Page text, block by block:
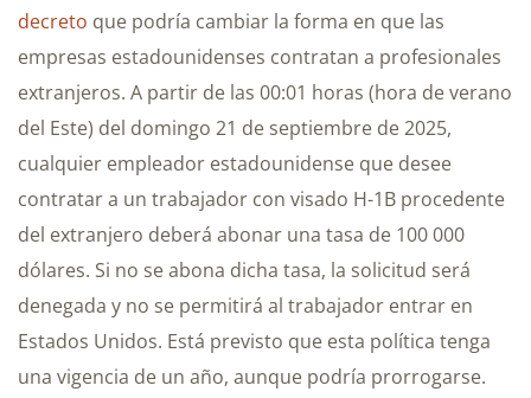
decreto que podría cambiar la forma en que las
empresas estadounidenses contratan a profesionales
extranjeros. A partir de las 00:01 horas (hora de verano
del Este) del domingo 21 de septiembre de 2025,
cualquier empleador estadounidense que desee
contratar a un trabajador con visado H-1B procedente
del extranjero deberá abonar una tasa de 100 000
dólares. Si no se abona dicha tasa, la solicitud será
denegada y no se permitirá al trabajador entrar en
Estados Unidos. Está previsto que esta política tenga
una vigencia de un año, aunque podría prorrogarse.